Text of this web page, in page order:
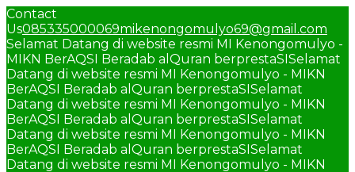
Contact
Us085335000069mikenongomulyo69@gmail.com
Selamat Datang di website resmi MI Kenongomulyo -
MIKN BerAQSI Beradab alQuran berprestaSISelamat
Datang di website resmi MI Kenongomulyo - MIKN
BerAQSI Beradab alQuran berprestaSISelamat
Datang di website resmi MI Kenongomulyo - MIKN
BerAQSI Beradab alQuran berprestaSISelamat
Datang di website resmi MI Kenongomulyo - MIKN
BerAQSI Beradab alQuran berprestaSISelamat
Datang di website resmi MI Kenongomulyo - MIKN